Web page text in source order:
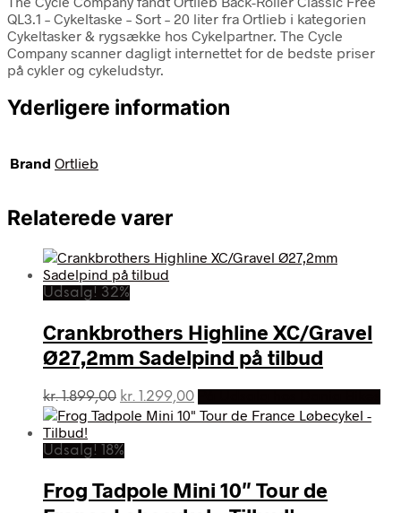
QL3.1 – Cykeltaske – Sort – 20 liter fra Ortlieb i kategorien
Cykeltasker & rygsække hos Cykelpartner. The Cycle
Company scanner dagligt internettet for de bedste priser
på cykler og cykeludstyr.
Yderligere information
Brand Ortlieb
Relaterede varer
Udsalg! 32%
Crankbrothers Highline XC/Gravel
Ø27,2mm Sadelpind på tilbud
kr.1.899,00 Den
oprindelige
var:
kr. 1.299,00Den
aktuelle
Udsalg! 18%
Frog Tadpole Mini 10″ Tour de